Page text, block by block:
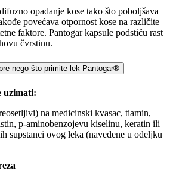
opadanje kose tako što poboljšava
povećava otpornost kose na različite
faktore. Pantogar kapsule podstiču rast
čvrstinu.
nego što primite lek Pantogar®
uzimati:
na medicinski kvasac, tiamin,
p-aminobenzojevu kiselinu, keratin ili
supstanci ovog leka (navedene u odeljku